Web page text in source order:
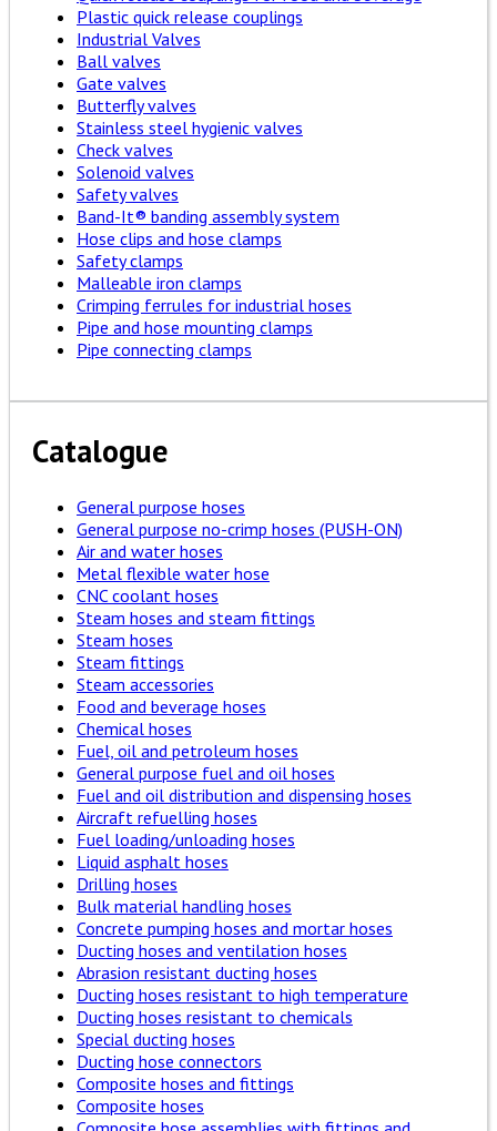
Plastic quick release couplings
Industrial Valves
Ball valves
Gate valves
Butterfly valves
Stainless steel hygienic valves
Check valves
Solenoid valves
Safety valves
Band-It® banding assembly system
Hose clips and hose clamps
Safety clamps
Malleable iron clamps
Crimping ferrules for industrial hoses
Pipe and hose mounting clamps
Pipe connecting clamps
Catalogue
General purpose hoses
General purpose no-crimp hoses (PUSH-ON)
Air and water hoses
Metal flexible water hose
CNC coolant hoses
Steam hoses and steam fittings
Steam hoses
Steam fittings
Steam accessories
Food and beverage hoses
Chemical hoses
Fuel, oil and petroleum hoses
General purpose fuel and oil hoses
Fuel and oil distribution and dispensing hoses
Aircraft refuelling hoses
Fuel loading/unloading hoses
Liquid asphalt hoses
Drilling hoses
Bulk material handling hoses
Concrete pumping hoses and mortar hoses
Ducting hoses and ventilation hoses
Abrasion resistant ducting hoses
Ducting hoses resistant to high temperature
Ducting hoses resistant to chemicals
Special ducting hoses
Ducting hose connectors
Composite hoses and fittings
Composite hoses